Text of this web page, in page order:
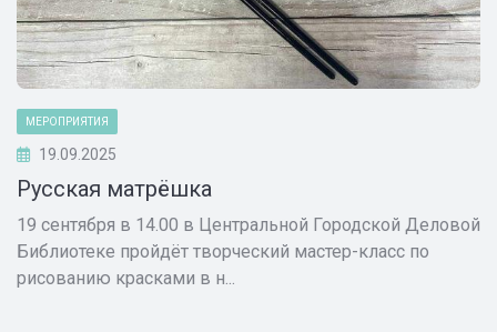
МЕРОПРИЯТИЯ
19.09.2025
Русская матрёшка
19 сентября в 14.00 в Центральной Городской Деловой
Библиотеке пройдёт творческий мастер-класс по
рисованию красками в н...